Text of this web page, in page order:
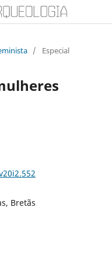
/ Especial
Bretãs